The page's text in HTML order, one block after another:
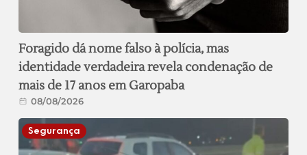
Foragido dá nome falso à polícia, mas
identidade verdadeira revela condenação de
mais de 17 anos em Garopaba
08/08/2026
Segurança